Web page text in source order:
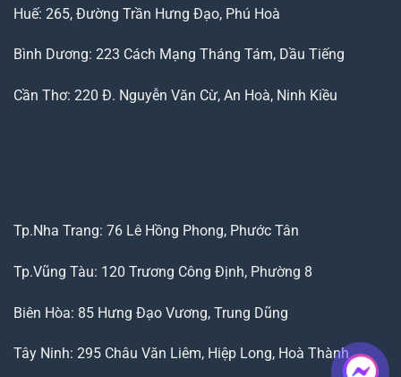
Huế: 265, Đường Trần Hưng Đạo, Phú Hoà
Bình Dương: 223 Cách Mạng Tháng Tám, Dầu Tiếng
Cần Thơ: 220 Đ. Nguyễn Văn Cừ, An Hoà, Ninh Kiều
Tp.Nha Trang: 76 Lê Hồng Phong, Phước Tân
Tp.Vũng Tàu: 120 Trương Công Định, Phường 8
Biên Hòa: 85 Hưng Đạo Vương, Trung Dũng
Tây Ninh: 295 Châu Văn Liêm, Hiệp Long, Hoà Thành